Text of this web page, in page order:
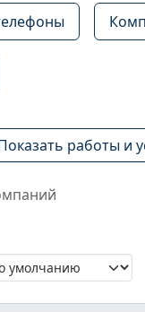
работы и